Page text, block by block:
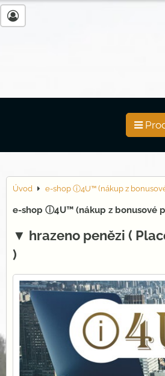
Úvod e-shop ⓘ4U™ (nákup z
e-shop ⓘ4U™ (nákup z bonusové
▼ hrazeno penězi (
)